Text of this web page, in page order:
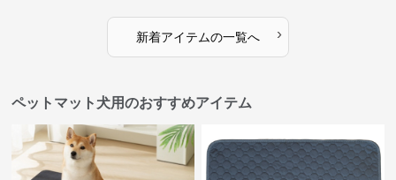
新着アイテムの一覧へ ›
ペットマット犬用のおすすめアイテム